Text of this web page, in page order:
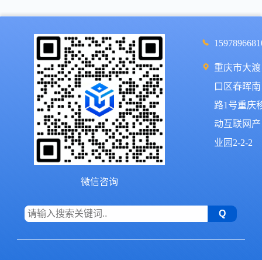
微信咨询
重庆市大渡
口区春晖南
路1号重庆
动互联网产
业园2-2-2